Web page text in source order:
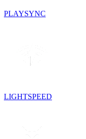
PLAYSYNC
LIGHTSPEED